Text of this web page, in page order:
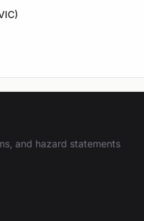
and hazard statements